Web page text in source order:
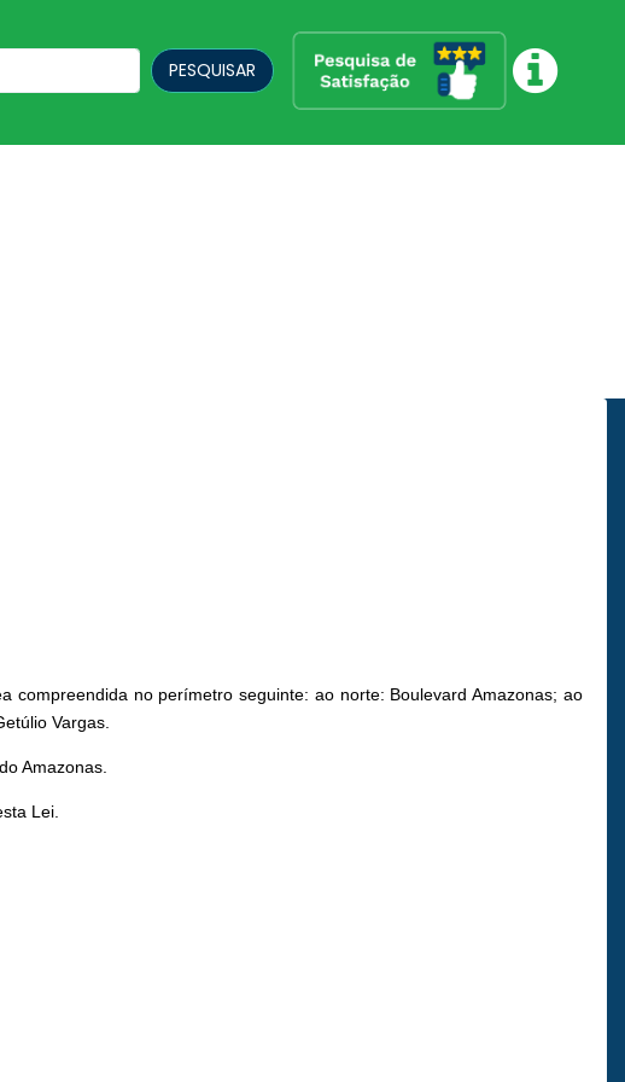
PESQUISAR
no perímetro seguinte: ao norte: Boulevard Amazonas; ao
Vargas.
Amazonas.
Lei.